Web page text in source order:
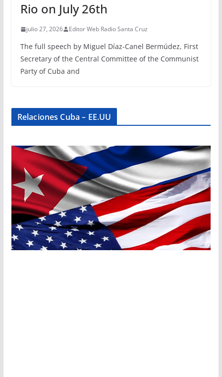
Rio on July 26th
julio 27, 2026 Editor Web Radio Santa Cruz
The full speech by Miguel Díaz-Canel Bermúdez, First
Secretary of the Central Committee of the Communist
Party of Cuba and
Relaciones Cuba – EE.UU